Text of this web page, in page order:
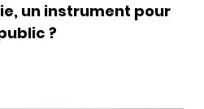
un instrument pour
?